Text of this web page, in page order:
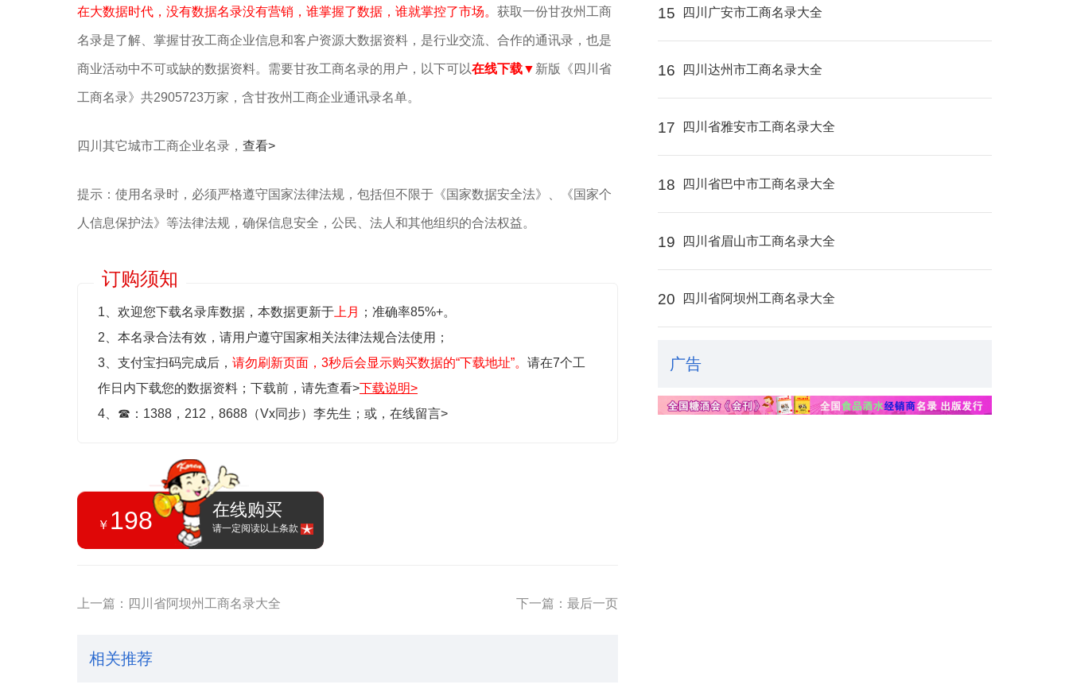
在大数据时代，没有数据名录没有营销，谁掌握了数据，谁就掌控了市场。 获取一份甘孜州工商
名录是了解、掌握甘孜工商企业信息和客户资源大数据资料，是行业交流、合作的通讯录，也是
商业活动中不可或缺的数据资料。需要甘孜工商名录的用户，以下可以在线下载▼ 新版《四川省
工商名录》共2905723万家，含甘孜州工商企业通讯录名单。
四川其它城市工商企业名录， 查看>
提示：使用名录时，必须严格遵守国家法律法规，包括但不限于《国家数据安全法》、《国家个
人信息保护法》等‌法律法规，确保信息安全，公民、法人和其他组织的合法权益。
订购须知
1、欢迎您下载名录库数据，本数据更新于 上月
；准确率85%+。
2、本名录合法有效，请用户遵守国家相关法律法规合法使用；
3、支付宝扫码完成后， 请勿刷新页面，3秒后会显示购买数据的“下载地址”。 请在7个工
作日内下载您的数据资料； 下载前，请先查看>下载说明>
4、 ☎ ：1388，212，8688（Vx同步）李先生；或， 在线留言>
￥ 198 在线购买
请一定阅读以上条款
上一篇：四川省阿坝州工商名录大全 下一篇：最后一页
相关推荐
15 四川广安市工商名录大全
16 四川达州市工商名录大全
17 四川省雅安市工商名录大全
18 四川省巴中市工商名录大全
19 四川省眉山市工商名录大全
20 四川省阿坝州工商名录大全
广告